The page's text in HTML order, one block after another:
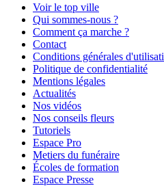
Voir le top ville
Qui sommes-nous ?
Comment ça marche ?
Contact
Conditions générales
Politique de confidentialité
Mentions légales
Actualités
Nos vidéos
Nos conseils fleurs
Tutoriels
Espace Pro
Metiers du funéraire
Écoles de formation
Espace Presse